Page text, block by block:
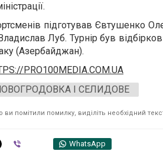
підготував Євтушенко
Луб. Турнір був
(Азербайджан).
PRO100MEDIA.COM.UA
І СЕЛИДОВЕ
ви помітили помилку, виділіть необхідний
WhatsApp